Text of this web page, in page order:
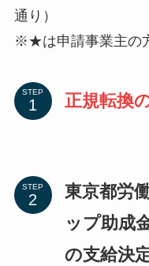
通り）
※★は申請事業主の
STEP 正規転換
STEP
東京都労
ップ助成
の支給決